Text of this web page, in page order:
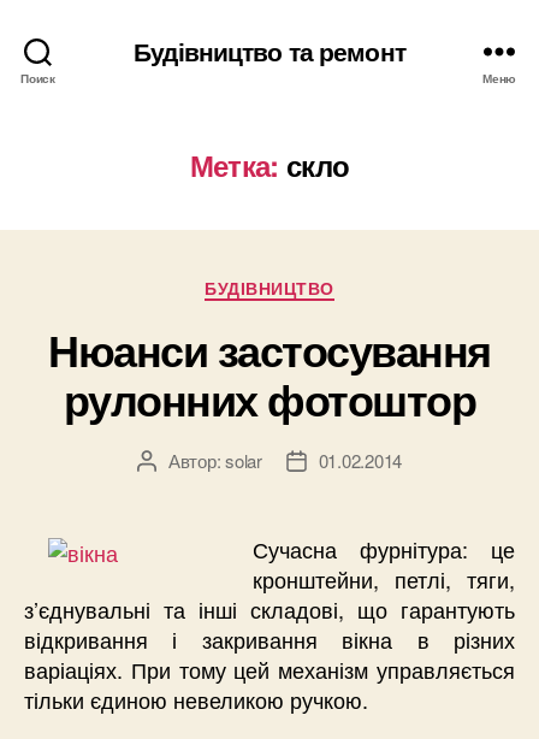
Поиск
Будівництво та ремонт
Меню
Метка: скло
Рубрики
БУДІВНИЦТВО
Нюанси застосування
рулонних фотоштор
АвторАвтор:solar
Дата01.02.2014
Сучасна фурнітура: це
кронштейни, петлі, тяги,
з’єднувальні та інші складові, що гарантують
відкривання і закривання вікна в різних
варіаціях. При тому цей механізм управляється
тільки єдиною невеликою ручкою.